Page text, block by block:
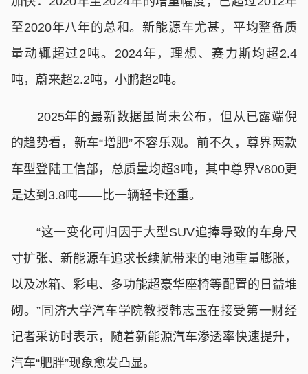
至2020年八年的总和。新能源车尤甚，平均整备质
量动辄超过2吨。2024年，理想、赛力斯均超2.4
吨，蔚来超2.2吨，小鹏超2吨。
2025年的最新数据虽尚未公布，但从已露端倪
的趋势看，新车“增肥”不容乐观。前不久，尊界两款
车型登陆工信部，总质量均超3吨，其中尊界V800更
是达到3.8吨——比一辆轻卡还重。
“这一变化可归因于大型SUV追捧导致的车身尺
寸扩张、新能源车追求长续航带来的电池重量膨胀，
以及冰箱、彩电、多功能超豪华座椅等配置的日益堆
砌。”同济大学汽车学院教授韩志玉在接受第一财经
记者采访时表示，随着新能源汽车渗透率快速提升，
汽车“肥胖”现象愈发凸显。